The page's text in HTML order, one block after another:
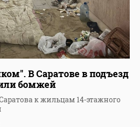
В Саратове в подъезд
бомжей
к жильцам 14-этажного